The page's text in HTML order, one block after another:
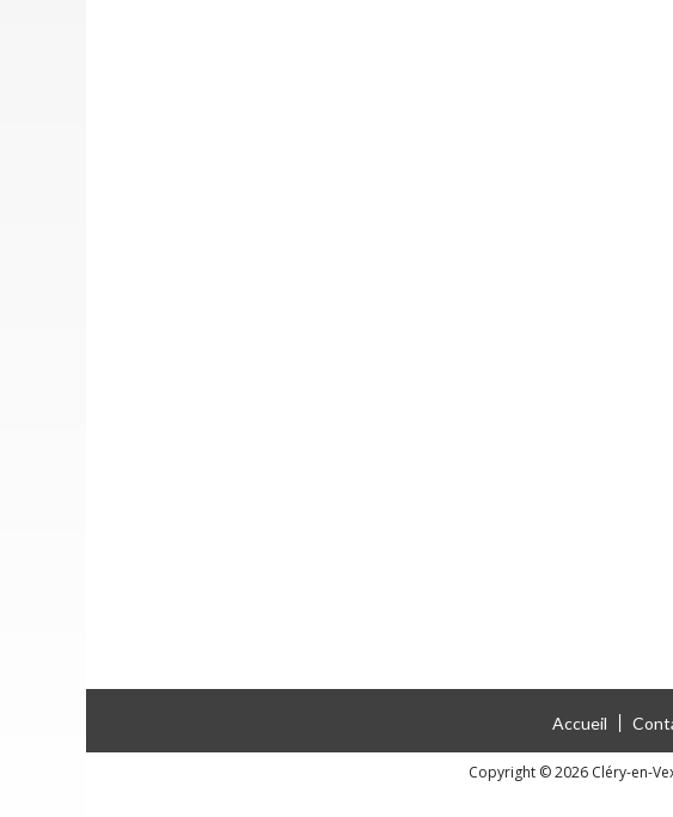
Accueil
Copyright © 2026 Cléry-en-